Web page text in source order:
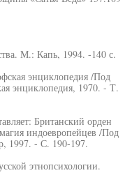
М.: Капь, 1994. -140 с.
энциклопедия /Под
энциклопедия, 1970. - Т.
Британский орден
индоевропейцев /Под
1997. - С. 190-197.
этнопсихологии.